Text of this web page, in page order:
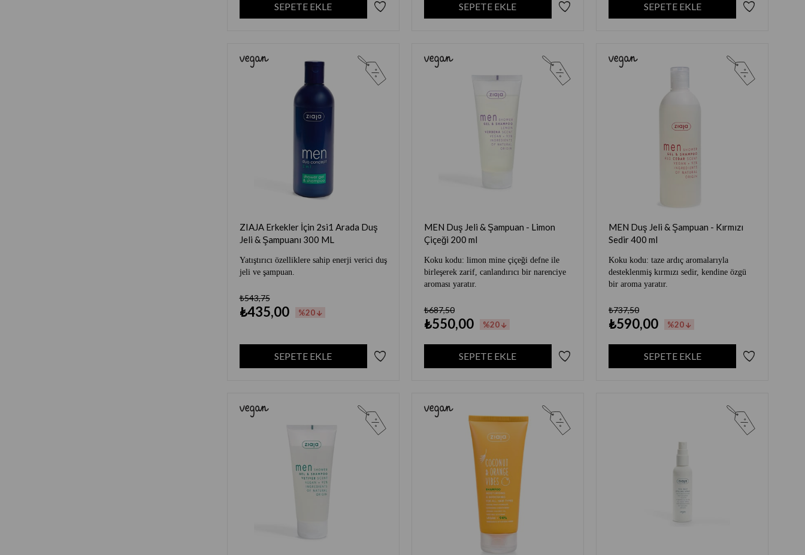
SEPETE EKLE SEPETE EKLE SEPETE EKLE
ZIAJA Erkekler İçin 2si1 Arada Duş
Jeli & Şampuanı 300 ML
Yatıştırıcı özelliklere sahip enerji verici duş
jeli ve şampuan.
₺435,00
₺543,75
%20
SEPETE EKLE
MEN Duş Jeli & Şampuan - Limon
Çiçeği 200 ml
Koku kodu: limon mine çiçeği defne ile
birleşerek zarif, canlandırıcı bir narenciye
aroması yaratır.
₺550,00
₺687,50
%20
SEPETE EKLE
MEN Duş Jeli & Şampuan - Kırmızı
Sedir 400 ml
Koku kodu: taze ardıç aromalarıyla
desteklenmiş kırmızı sedir, kendine özgü
bir aroma yaratır.
₺590,00
₺737,50
%20
SEPETE EKLE